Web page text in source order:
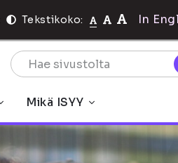
Tekstikoko: In
Mikä ISYY